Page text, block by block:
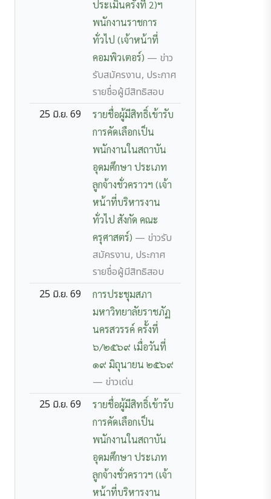
ประเมินครั้งที่ 2)ฯ
พนักงานราชการ
ทั่วไป (เจ้าหน้าที่
คอมพิวเตอร์) — ข่าว
รับสมัครงาน, ประกาศ
รายชื่อผู้มีสิทธิสอบ
25 มิ.ย. 69
รายชื่อผู้มีสิทธิ์เข้ารับ
การคัดเลือกเป็น
พนักงานในสถาบัน
อุดมศึกษา ประเภท
ลูกจ้างชั่วคราวฯ (เจ้า
หน้าที่บริหารงาน
ทั่วไป สังกัด คณะ
ครุศาสตร์) — ข่าวรับ
สมัครงาน, ประกาศ
รายชื่อผู้มีสิทธิสอบ
25 มิ.ย. 69
การประชุมสภา
มหาวิทยาลัยราชภัฏ
นครสวรรค์ ครั้งที่
๖/๒๕๖๙ เมื่อวันที่
๑๙ มิถุนายน ๒๕๖๙
— ข่าวเด่น
25 มิ.ย. 69
รายชื่อผู้มีสิทธิ์เข้ารับ
การคัดเลือกเป็น
พนักงานในสถาบัน
อุดมศึกษา ประเภท
ลูกจ้างชั่วคราวฯ (เจ้า
หน้าที่บริหารงาน